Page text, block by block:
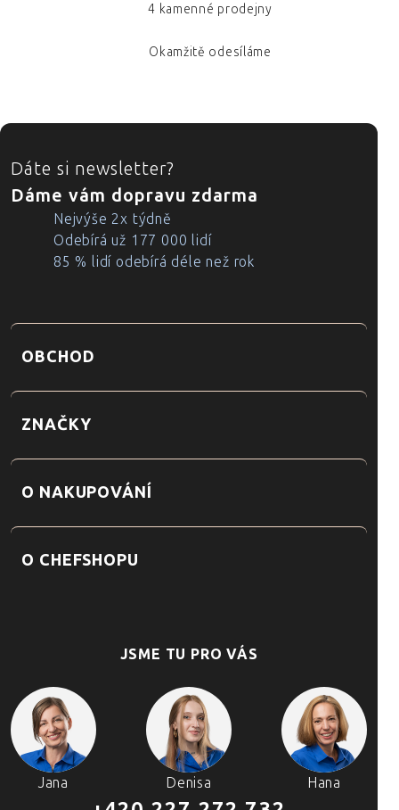
4 kamenné prodejny
Okamžitě odesíláme
ZÁPATÍ
Dáte si newsletter?
Dáme vám dopravu zdarma
Nejvýše 2x týdně
Odebírá už 177 000 lidí
85 % lidí odebírá déle než rok
OBCHOD
ZNAČKY
O NAKUPOVÁNÍ
O CHEFSHOPU
JSME TU PRO VÁS
Jana Denisa Hana